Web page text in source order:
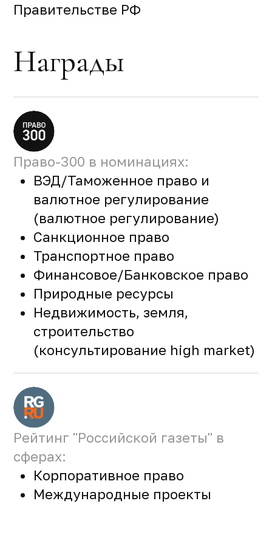
Правительстве РФ
Награды
Право-300 в номинациях:
ВЭД/Таможенное право и
валютное регулирование
(валютное регулирование)
Санкционное право
Транспортное право
Финансовое/Банковское право
Природные ресурсы
Недвижимость, земля,
строительство
(консультирование high market)
Рейтинг "Российской газеты" в
сферах:
Корпоративное право
Международные проекты